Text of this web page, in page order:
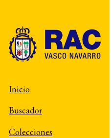
Inicio
Buscador
Colecciones